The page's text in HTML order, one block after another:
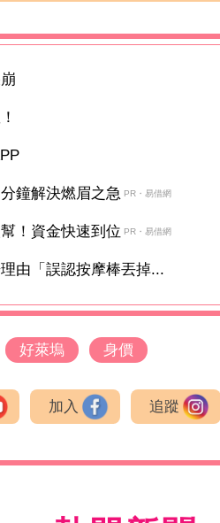
鐘解決燃眉之急 PR・易借網
！資金快速到位 PR・易借網
由「誤認按摩棒丟掉...
好萊塢 身價
加入 追蹤